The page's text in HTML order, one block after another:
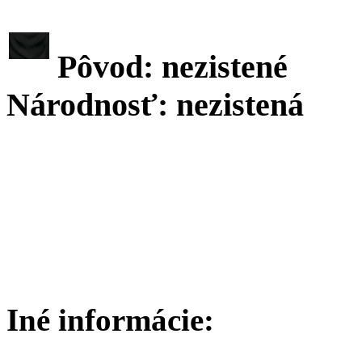
Pôvod: nezistené
Národnosť: nezistená
Iné informácie: